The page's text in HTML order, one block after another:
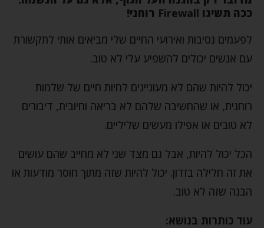
ככה תשיגו Firewall רוחני!
לפעמים נסיבות ואירועי החיים שלי מביאים אותי לתקשורת
עם אנשים יכולים להשפיע עלי לא טוב.
יכול להיות שהם לא מעוניינים לחיות חיים של שלמות
רוחנית, או שהחשיבה שלהם לא בריאה וחיובית, דיבורים
לא טובים או אפילו מעשים שליליים.
הכל יכול להיות, אבל גם מצד שני לא מחייב שהם עושים
את זה חלילה בזדון. יכול להיות שזה מתוך חוסר מודעות או
הבנה שזה לא טוב.
עוד כותרות בנושא: